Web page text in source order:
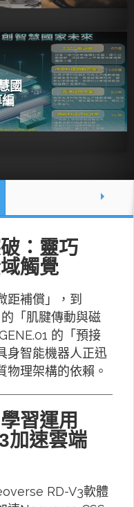
國
：靈巧
觸覺
距補償」，到
「肌腱傳動與磁
的「預接
身智能機器人正迅
物理架構的依賴。
習運用
加速雲端
RD-V3軟體